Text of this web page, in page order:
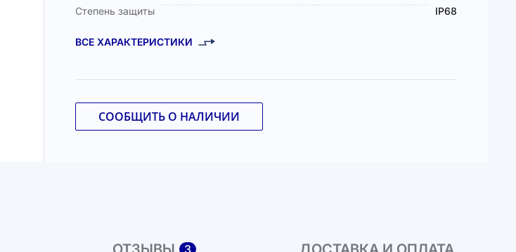
Степень защиты
IP68
ВСЕ ХАРАКТЕРИСТИКИ
СООБЩИТЬ О НАЛИЧИИ
3